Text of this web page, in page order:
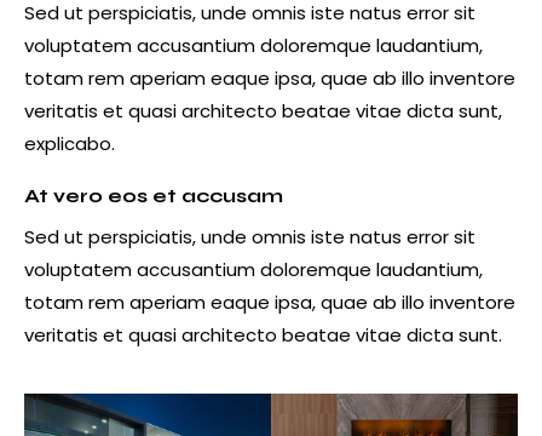
Sed ut perspiciatis, unde omnis iste natus error sit
voluptatem accusantium doloremque laudantium,
totam rem aperiam eaque ipsa, quae ab illo inventore
veritatis et quasi architecto beatae vitae dicta sunt,
explicabo.
At vero eos et accusam
Sed ut perspiciatis, unde omnis iste natus error sit
voluptatem accusantium doloremque laudantium,
totam rem aperiam eaque ipsa, quae ab illo inventore
veritatis et quasi architecto beatae vitae dicta sunt.